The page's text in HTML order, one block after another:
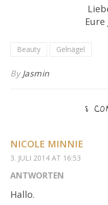
Eure
Beauty Gelnägel
ByJasmin
8
NICOLE MINNIE
3. JULI 2014 AT 16:53
ANTWORTEN
Hallo.